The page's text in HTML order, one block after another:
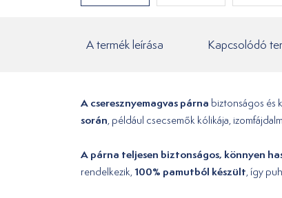
A termék leírása Kapcsolódó
A cseresznyemagvas párna biztonságos és
során, például csecsemők kólikája,
A párna teljesen biztonságos, könnyen
rendelkezik,100% pamutból készült, így